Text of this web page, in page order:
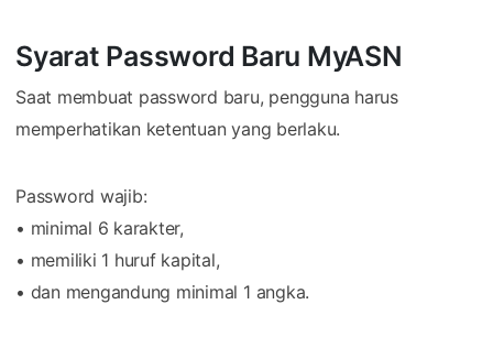
Syarat Password Baru MyASN
Saat membuat password baru, pengguna harus
memperhatikan ketentuan yang berlaku.
Password wajib:
• minimal 6 karakter,
• memiliki 1 huruf kapital,
• dan mengandung minimal 1 angka.